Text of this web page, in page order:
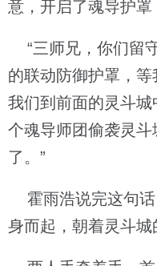
意，开启了魂导护罩
“三师兄，你们留
的联动防御护罩，等
我们到前面的灵斗
个魂导师团偷袭灵
了。”
霍雨浩说完这句话
身而起，朝着灵斗城